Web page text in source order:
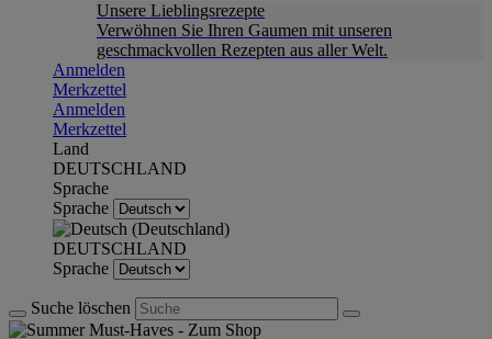
Unsere Lieblingsrezepte
Verwöhnen Sie Ihren Gaumen mit unseren
geschmackvollen Rezepten aus aller Welt.
Anmelden
Merkzettel
Anmelden
Merkzettel
Land
DEUTSCHLAND
Sprache
Sprache
DEUTSCHLAND
Sprache
Suche löschen